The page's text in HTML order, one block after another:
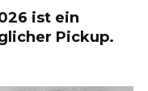
ist ein
Pickup.